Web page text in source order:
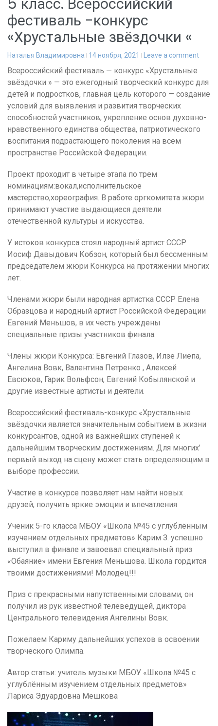
фестиваль -конкурс
«Хрустальные звёздочки «
Наталья Владимировна 14 ноября, 2021 Leave a comment
Всероссийский фестиваль — конкурс «Хрустальные
звёздочки » — это ежегодный творческий конкурс для
детей и подростков, главная цель которого — создание
условий для выявления и развития творческих
способностей участников, укрепление основ духовно-
нравственного единства общества, патриотического
воспитания подрастающего поколения на всем
пространстве Российской Федерации.
Проект проходит в четыре этапа по трем
номинациям:вокал,исполнительское
мастерство,хореография. В работе оргкомитета жюри
принимают участие выдающиеся деятели
отечественной культуры и искусства.
У истоков конкурса стоял народный артист СССР
Иосиф Давыдович Кобзон, который был бессменным
председателем жюри Конкурса на протяжении многих
лет.
Членами жюри были народная артистка СССР Елена
Образцова и народный артист Российской Федерации
Евгений Меньшов, в их честь учреждены
специальные призы участников финала.
Члены жюри Конкурса: Евгений Глазов, Илзе Лиепа,
Ангелина Вовк, Валентина Петренко , Алексей
Евсюков, Гарик Вольфсон, Евгений Кобылянской и
другие известные артисты и деятели.
Всероссийский фестиваль-конкурс «Хрустальные
звёздочки является значительным событием в жизни
конкурсантов, одной из важнейших ступеней к
дальнейшим творческим достижениям. Для многих’
первый выход на сцену может стать определяющим в
выборе профессии.
Участие в конкурсе позволяет нам найти новых
друзей, получить яркие эмоции и впечатления
Ученик 5-го класса МБОУ «Школа №45 с углублённым
изучением отдельных предметов» Карим З. успешно
выступил в финале и завоевал специальный приз
«Обаяние» имени Евгения Меньшова. Школа гордится
твоими достижениями! Молодец!!!
Приз с прекрасными напутственными словами, он
получил из рук известной телеведущей, диктора
Центрального телевидения Ангелины Вовк.
Пожелаем Кариму дальнейших успехов в освоении
творческого Олимпа.
Автор статьи: учитель музыки МБОУ «Школа №45 с
углублённым изучением отдельных предметов»
Лариса Эдуардовна Мешкова